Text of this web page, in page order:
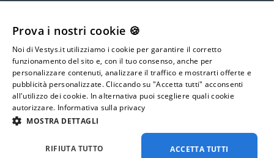
Zafira, Insignia e Mokka
La telecamera di retromarcia per Opel Astra, Zafira, Insignia e
Mokkasi adatta perfettamente al posto della luce sopra la targa.
L'installazione è semplice e non richiede modifiche alla carrozzeria
del veicolo. Dopo l'installazione, la telecamera fungerà anche da
illuminazione completa per la targa.
La telecamera di parcheggio
seguendo le istruzioni dettagliate e facili
fornite nella confezione.
La telecameradispone di un connettore MINI 4-PIN con un
Accesso
Mappa del sito
E-mail:
info@vestys.it
Tutti i diritti riservati © 2026vestys.it
Prova i nostri cookie 🍪
Noi di Vestys.it utilizziamo i cookie per garantire il corretto
funzionamento del sito e, con il tuo consenso, anche per
personalizzare contenuti, analizzare il traffico e mostrarti offerte e
pubblicità personalizzate. Cliccando su "Accetta tutti" acconsenti
all'utilizzo dei cookie. In alternativa puoi scegliere quali cookie
autorizzare. Informativa sulla privacy
MOSTRA DETTAGLI
ACCETTA TUTTI
RIFIUTA TUTTO